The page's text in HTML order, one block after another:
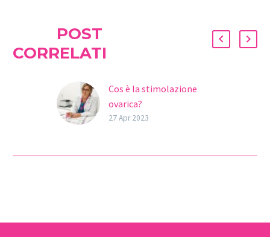
POST
CORRELATI
Cos è la stimolazione
ovarica?
La stimolazione ovarica è
27 Apr 2023